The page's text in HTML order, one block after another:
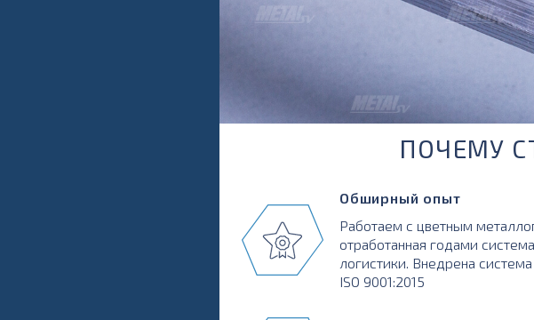
ПОЧЕМУ
Обширный опыт
Работаем с цветным
отработанная годами
логистики. Внедрена
ISO 9001:2015